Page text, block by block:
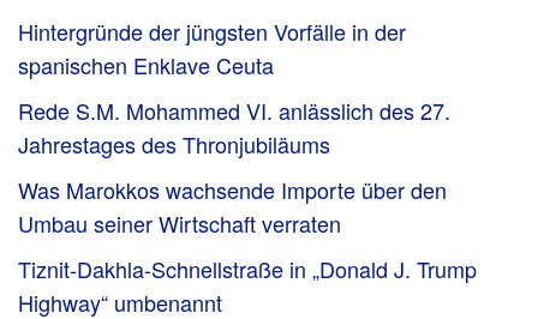
Hintergründe der jüngsten Vorfälle in der
spanischen Enklave Ceuta
Rede S.M. Mohammed VI. anlässlich des 27.
Jahrestages des Thronjubiläums
Was Marokkos wachsende Importe über den
Umbau seiner Wirtschaft verraten
Tiznit-Dakhla-Schnellstraße in „Donald J. Trump
Highway“ umbenannt